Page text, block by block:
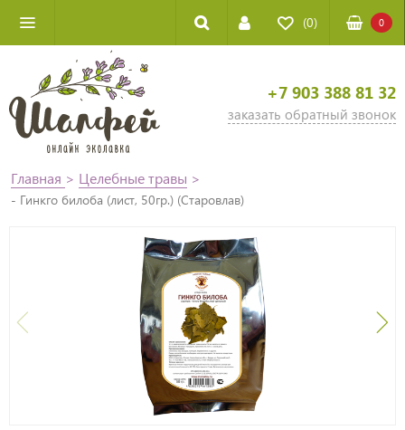
(0) 0
+7 903 388 81 32
заказать обратный звонок
Главная > Целебные травы >
- Гинкго билоба (лист, 50гр.) (Старовлав)